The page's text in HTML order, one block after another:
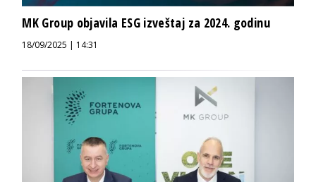
MK Group objavila ESG izveštaj za 2024. godinu
18/09/2025 | 14:31